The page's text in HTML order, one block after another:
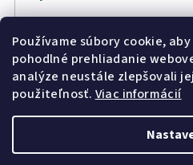
Používame súbory cookie,
pohodlné prehliadanie
analýze neustále zlepšovali
použiteľnosť. Viac informácií
Prihlásiť sa
Kinostrelnica Páleník